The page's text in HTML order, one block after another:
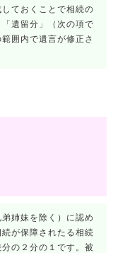
ておくことで相続の
遺留分」（次の項で
囲内で遺言が修正さ
姉妹を除く）に認め
が保障されたる相続
の２分の１です。被